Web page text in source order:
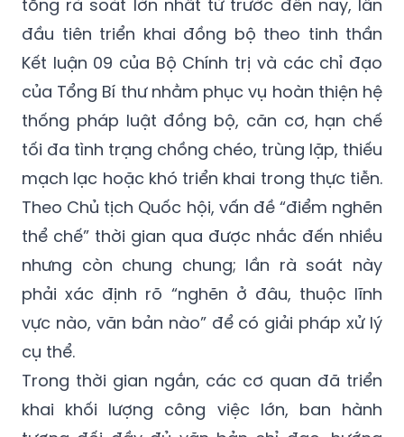
Kết luận 09 của Bộ Chính trị và các chỉ đạo
của Tổng Bí thư nhằm phục vụ hoàn thiện hệ
thống pháp luật đồng bộ, căn cơ, hạn chế
tối đa tình trạng chồng chéo, trùng lặp, thiếu
mạch lạc hoặc khó triển khai trong thực tiễn.
Theo Chủ tịch Quốc hội, vấn đề “điểm nghẽn
thể chế” thời gian qua được nhắc đến nhiều
nhưng còn chung chung; lần rà soát này
phải xác định rõ “nghẽn ở đâu, thuộc lĩnh
vực nào, văn bản nào” để có giải pháp xử lý
cụ thể.
Trong thời gian ngắn, các cơ quan đã triển
khai khối lượng công việc lớn, ban hành
tương đối đầy đủ văn bản chỉ đạo, hướng
dẫn; tổ chức hội nghị tập huấn toàn quốc